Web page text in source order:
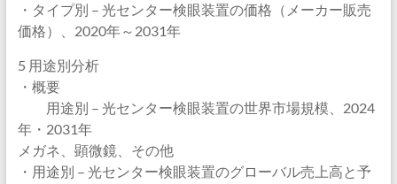
・タイプ別 – 光センター検眼装置の価格（メーカー販売
価格）、2020年～2031年
5 用途別分析
・概要
用途別 – 光センター検眼装置の世界市場規模、2024
年・2031年
メガネ、顕微鏡、その他
・用途別 – 光センター検眼装置のグローバル売上高と予